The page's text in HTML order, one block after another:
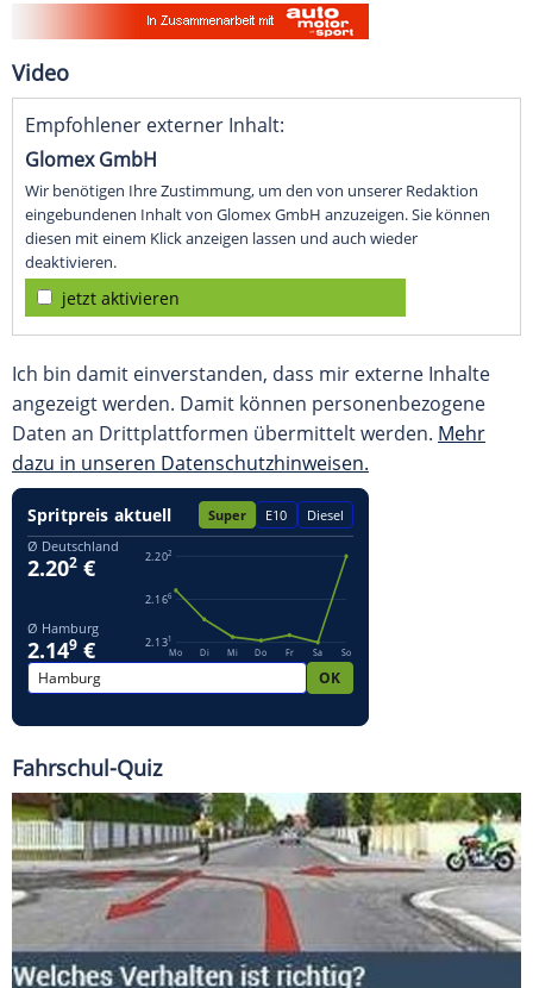
Video
Empfohlener externer Inhalt:
Glomex GmbH
Wir benötigen Ihre Zustimmung, um den von unserer Redaktion
eingebundenen Inhalt von Glomex GmbH anzuzeigen. Sie können
diesen mit einem Klick anzeigen lassen und auch wieder
deaktivieren.
jetzt aktivieren
Ich bin damit einverstanden, dass mir externe Inhalte
angezeigt werden. Damit können personenbezogene
Daten an Drittplattformen übermittelt werden. Mehr
dazu in unseren Datenschutzhinweisen.
Fahrschul-Quiz